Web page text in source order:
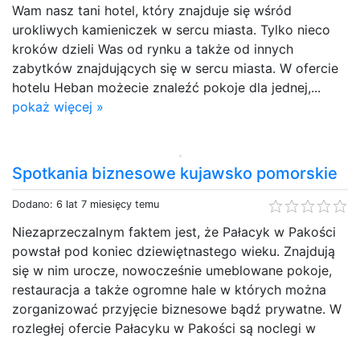
Wam nasz tani hotel, który znajduje się wśród
urokliwych kamieniczek w sercu miasta. Tylko nieco
kroków dzieli Was od rynku a także od innych
zabytków znajdujących się w sercu miasta. W ofercie
hotelu Heban możecie znaleźć pokoje dla jednej,...
pokaż więcej »
Spotkania biznesowe kujawsko pomorskie
Dodano: 6 lat 7 miesięcy temu
Niezaprzeczalnym faktem jest, że Pałacyk w Pakości
powstał pod koniec dziewiętnastego wieku. Znajdują
się w nim urocze, nowocześnie umeblowane pokoje,
restauracja a także ogromne hale w których można
zorganizować przyjęcie biznesowe bądź prywatne. W
rozległej ofercie Pałacyku w Pakości są noclegi w